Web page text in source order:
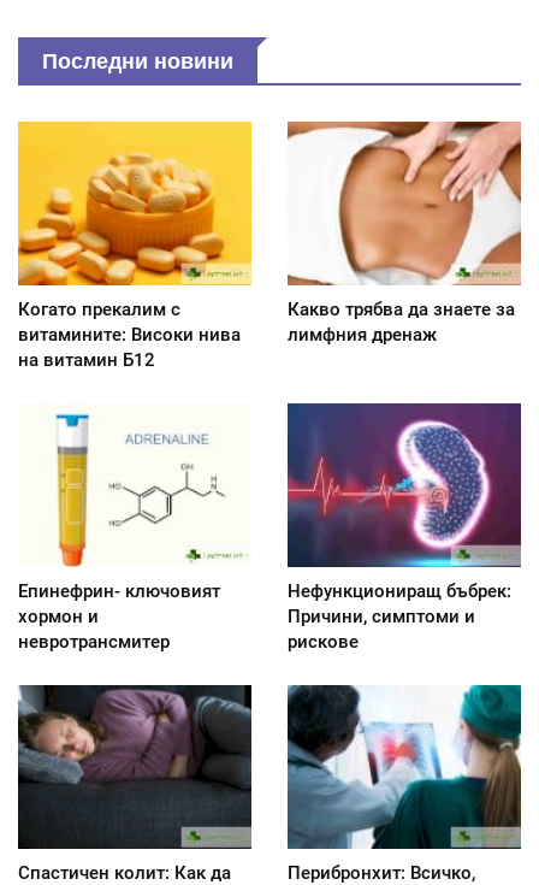
Последни новини
Когато прекалим с
витамините: Високи нива
на витамин Б12
Какво трябва да знаете за
лимфния дренаж
Епинефрин- ключовият
хормон и
невротрансмитер
Нефункциониращ бъбрек:
Причини, симптоми и
рискове
Спастичен колит: Как да
Перибронхит: Всичко,